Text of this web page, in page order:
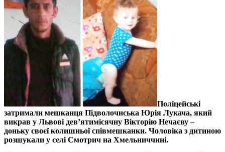
Поліцейські
затримали мешканця Підволочиська Юрія Лукача, який
викрав у Львові дев’ятимісячну Вікторію Нечаєву –
доньку своєї колишньої співмешканки. Чоловіка з дитиною
розшукали у селі Смотрич на Хмельниччині.